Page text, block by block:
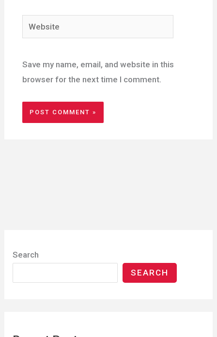
Website
Save my name, email, and website in this
browser for the next time I comment.
Search
SEARCH